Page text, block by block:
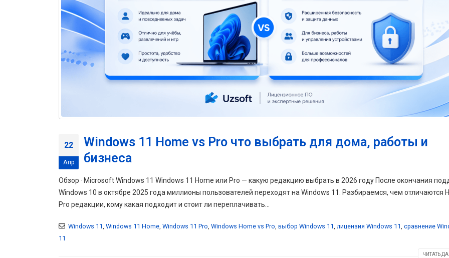
22
Апр
Windows 11 Home vs Pro что выбрать для дома, работы и
бизнеса
Обзор · Microsoft Windows 11 Windows 11 Home или Pro — какую редакцию выбрать в 2026 году После окончания
Windows 10 в октябре 2025 года миллионы пользователей переходят на Windows 11. Разбираемся, чем отличаются
Pro редакции, кому какая подходит и стоит ли переплачивать...
Windows 11, Windows 11 Home, Windows 11 Pro, Windows Home vs Pro, выбор Windows 11, лицензия Windows 11, сравнение
11
ЧИТАТЬ